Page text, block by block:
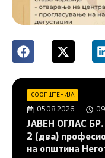
СООПШТЕНИЈА
05.08.2026
JAВЕН ОГЛАС
2 (два)
на општина